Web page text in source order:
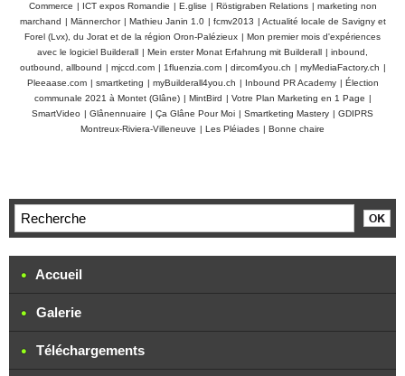
Commerce | ICT expos Romandie | E.glise | Röstigraben Relations | marketing non
marchand | Männerchor | Mathieu Janin 1.0 | fcmv2013 | Actualité locale de Savigny et
Forel (Lvx), du Jorat et de la région Oron-Palézieux | Mon premier mois d'expériences
avec le logiciel Builderall | Mein erster Monat Erfahrung mit Builderall | inbound,
outbound, allbound | mjccd.com | 1fluenzia.com | dircom4you.ch | myMediaFactory.ch |
Pleeaase.com | smartketing | myBuilderall4you.ch | Inbound PR Academy | Élection
communale 2021 à Montet (Glâne) | MintBird | Votre Plan Marketing en 1 Page |
SmartVideo | Glânennuaire | Ça Glâne Pour Moi | Smartketing Mastery | GDIPRS
Montreux-Riviera-Villeneuve | Les Pléiades | Bonne chaire
Accueil
Galerie
Téléchargements